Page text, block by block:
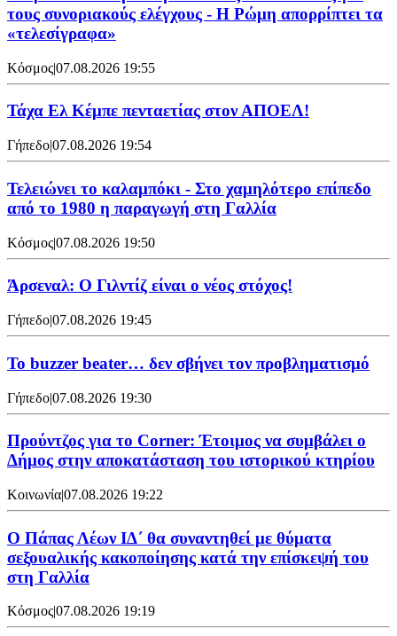
τους συνοριακούς ελέγχους - Η Ρώμη απορρίπτει τα
«τελεσίγραφα»
Κόσμος|07.08.2026 19:55
Τάχα Ελ Κέμπε πενταετίας στον ΑΠΟΕΛ!
Γήπεδο|07.08.2026 19:54
Τελειώνει το καλαμπόκι - Στο χαμηλότερο επίπεδο
από το 1980 η παραγωγή στη Γαλλία
Κόσμος|07.08.2026 19:50
Άρσεναλ: Ο Γιλντίζ είναι ο νέος στόχος!
Γήπεδο|07.08.2026 19:45
Το buzzer beater… δεν σβήνει τoν προβληματισμό
Γήπεδο|07.08.2026 19:30
Προύντζος για το Corner: Έτοιμος να συμβάλει ο
Δήμος στην αποκατάσταση του ιστορικού κτηρίου
Κοινωνία|07.08.2026 19:22
Ο Πάπας Λέων ΙΔ΄ θα συναντηθεί με θύματα
σεξουαλικής κακοποίησης κατά την επίσκεψή του
στη Γαλλία
Κόσμος|07.08.2026 19:19